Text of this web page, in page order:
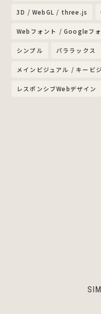
3D / WebGL / three.js
Webフォント / Googleフ
シンプル パララックス
メインビジュアル / キービ
レスポンシブWebデザイン